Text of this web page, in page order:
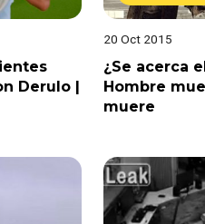
Derulo |
20 Oct 2015
¿Se acerca
Hombre
muere